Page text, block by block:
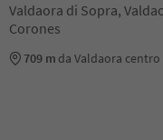
Valdaora di Sopra,
Corones
709 m da Valdaora centro